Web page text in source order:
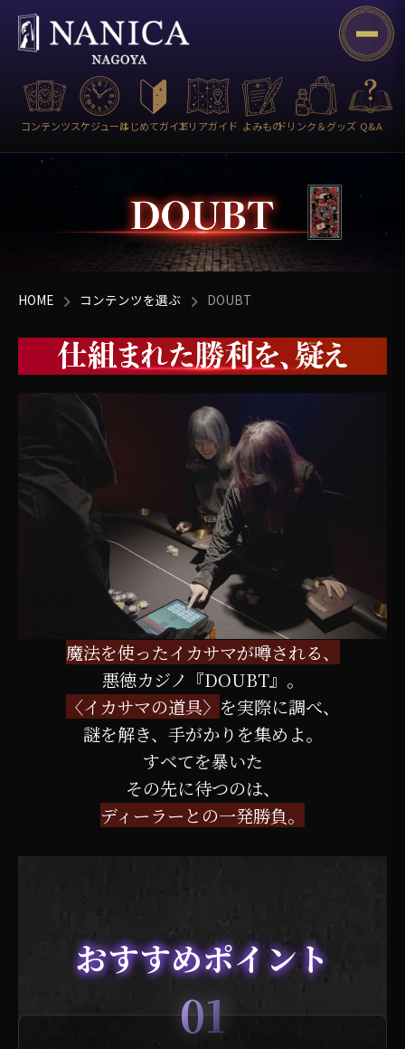
コンテンツスケジュールはじめてガイドエリアガイド よみものドリンク＆グッズ Q&A
HOME コンテンツを選ぶ DOUBT
魔法を使ったイカサマが噂される、
悪徳カジノ『DOUBT』。
〈イカサマの道具〉 を実際に調べ、
謎を解き、手がかりを集めよ。
すべてを暴いた
その先に待つのは、
ディーラーとの一発勝負。
おすすめポイント
01